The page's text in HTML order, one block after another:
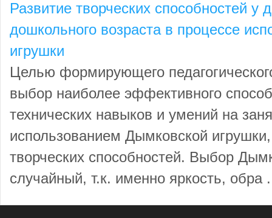
Развитие творческих способностей у
дошкольного возраста в процессе
игрушки
Целью формирующего
выбор наиболее эффективного
технических навыков и умений на
использованием Дымковской
творческих способностей. Выбор
случайный, т.к. именно яркость, обра